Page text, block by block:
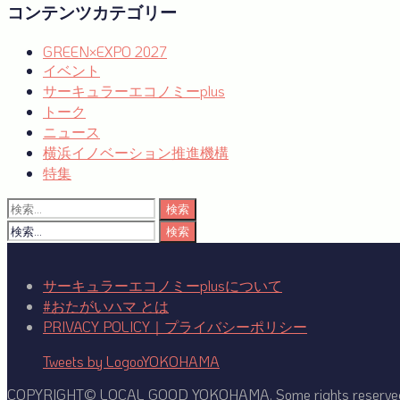
ン
コンテンツカテゴリー
GREEN×EXPO 2027
イベント
サーキュラーエコノミーplus
トーク
ニュース
横浜イノベーション推進機構
特集
検
索:
検
サーキュラーエコノミーplusについて
#おたがいハマ とは
PRIVACY POLICY｜プライバシーポリシー
Tweets by LogooYOKOHAMA
COPYRIGHT© LOCAL GOOD YOKOHAMA. Some rights